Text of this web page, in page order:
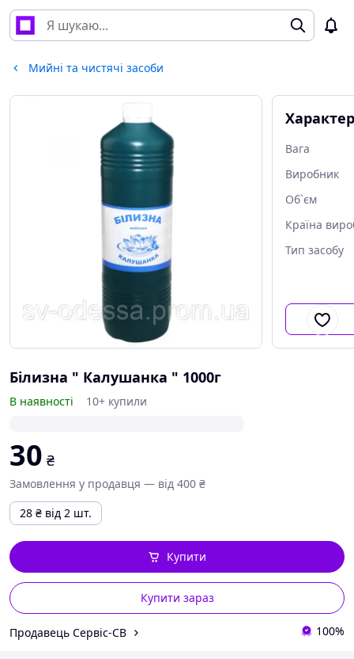
Мийні та чистячі засоби
Вага
Виробник
Об`єм
Країна
Тип засобу
Білизна " Калушанка " 1000г
В наявності 10+ купили
30 ₴
Замовлення у продавця — від 400 ₴
28 ₴ від 2 шт.
Купити зараз
Купити
Продавець Сервіс-СВ 100%